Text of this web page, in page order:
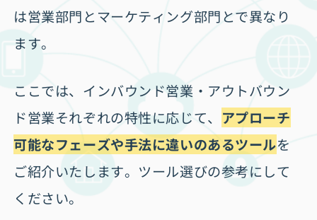
は営業部門とマーケティング部門とで異なり
ます。
ここでは、インバウンド営業・アウトバウン
ド営業それぞれの特性に応じて、 アプローチ
可能なフェーズや手法に違いのあるツールを
ご紹介いたします。ツール選びの参考にして
ください。